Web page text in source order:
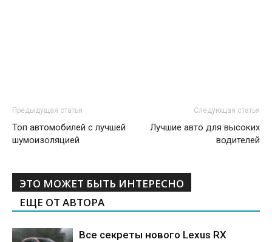
Предыдущая статья
Топ автомобилей с лучшей
шумоизоляцией
Следующая статья
Лучшие авто для высоких
водителей
ЭТО МОЖЕТ БЫТЬ ИНТЕРЕСНО
ЕЩЕ ОТ АВТОРА
Все секреты нового Lexus RX